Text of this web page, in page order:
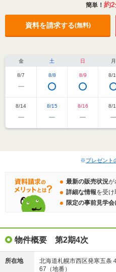
簡単！ 約
資料を請求する(無料)
金 土 日 月
8/7 8/8 8/9 8/
8/14 8/15 8/16 8/
プレゼント
最新の販売状況が
詳細な情報を受け
限定の事前見学
物件概要 第2期4次
所在地
北海道札幌市西区発寒五条
67（地番）